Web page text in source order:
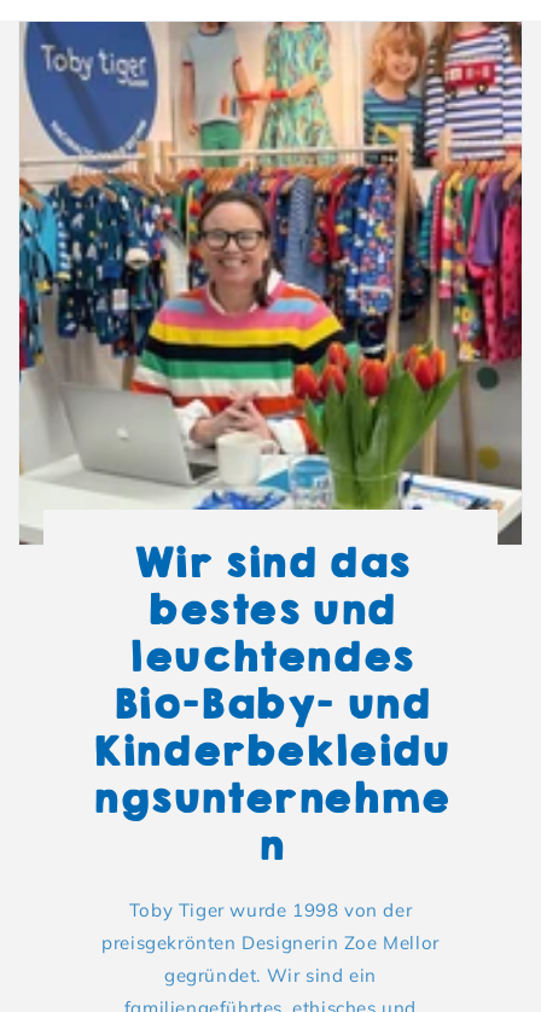
Wir sind das
bestes und
leuchtendes
Bio-Baby- und
Kinderbekleidu
ngsunternehme
n
Toby Tiger wurde 1998 von der
preisgekrönten Designerin Zoe Mellor
gegründet. Wir sind ein